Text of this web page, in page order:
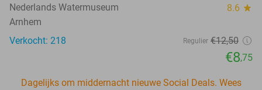
Nederlands Watermuseum 8.6 star
Arnhem
Verkocht: 218
Regulier €12,50
€8,75
Dagelijks om middernacht nieuwe Social Deals. Wees